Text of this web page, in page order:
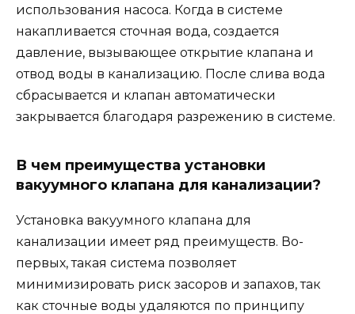
использования насоса. Когда в системе
накапливается сточная вода, создается
давление, вызывающее открытие клапана и
отвод воды в канализацию. После слива вода
сбрасывается и клапан автоматически
закрывается благодаря разрежению в системе.
В чем преимущества установки
вакуумного клапана для канализации?
Установка вакуумного клапана для
канализации имеет ряд преимуществ. Во-
первых, такая система позволяет
минимизировать риск засоров и запахов, так
как сточные воды удаляются по принципу